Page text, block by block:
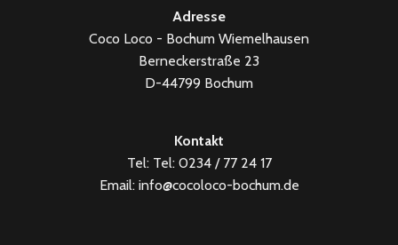
Adresse
Coco Loco - Bochum Wiemelhausen
Berneckerstraße 23
D-44799 Bochum
Kontakt
Tel: Tel: 0234 / 77 24 17
Email: info@cocoloco-bochum.de